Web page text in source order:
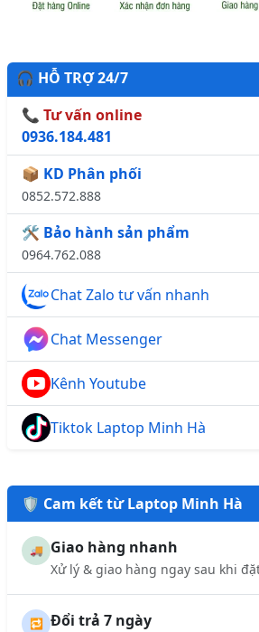
🎧 HỖ TRỢ 24/7
📞 Tư vấn online
0936.184.481
📦 KD Phân phối
0852.572.888
🛠️ Bảo hành sản phẩm
0964.762.088
Chat Zalo tư vấn nhanh
Chat Messenger
Kênh Youtube
Tiktok Laptop Minh Hà
🛡️ Cam kết từ Laptop Minh Hà
🚚 Giao hàng nhanh
Xử lý & giao hàng ngay sau khi
🔁 Đổi trả 7 ngày